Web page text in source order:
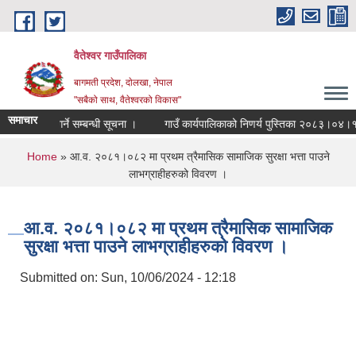
Skip to main content
वैतेश्वर गाउँपालिका
बागमती प्रदेश, दाेलखा, नेपाल
"सबैको साथ, वैतेश्वरको विकास"
समाचार
नगर्ने सम्बन्धी सूचना । गाउँ कार्यपालिकाको निणर्य पुस्तिका २०८३।०४।११
You are here
Home» आ.व. २०८१।०८२ मा प्रथम त्रैमासिक सामाजिक सुरक्षा भत्ता पाउने
लाभग्राहीहरुको विवरण ।
आ.व. २०८१।०८२ मा प्रथम त्रैमासिक सामाजिक
सुरक्षा भत्ता पाउने लाभग्राहीहरुको विवरण ।
Submitted on: Sun, 10/06/2024 - 12:18